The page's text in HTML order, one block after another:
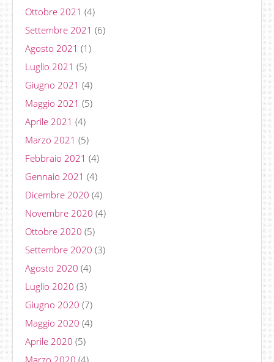
Ottobre 2021 (4)
Settembre 2021 (6)
Agosto 2021 (1)
Luglio 2021 (5)
Giugno 2021 (4)
Maggio 2021 (5)
Aprile 2021 (4)
Marzo 2021 (5)
Febbraio 2021 (4)
Gennaio 2021 (4)
Dicembre 2020 (4)
Novembre 2020 (4)
Ottobre 2020 (5)
Settembre 2020 (3)
Agosto 2020 (4)
Luglio 2020 (3)
Giugno 2020 (7)
Maggio 2020 (4)
Aprile 2020 (5)
Marzo 2020 (4)